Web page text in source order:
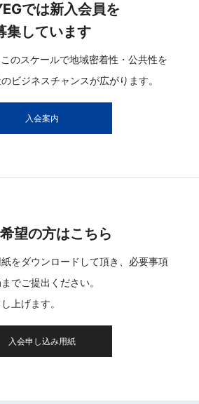
では新入会員を
集しています
のスケールで地域密着性・公共性を
ビジネスチャンスが広がります。
入会案内
望の方はこちら
をダウンロードして頂き、必要事項
でご提出ください。
上げます。
入会申し込み用紙